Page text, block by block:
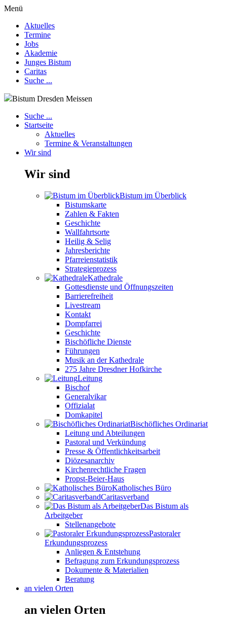
Menü
Aktuelles
Termine
Jobs
Akademie
Junges Bistum
Caritas
Suche ...
Bistum Dresden Meissen
Suche ...
Startseite
Aktuelles
Termine & Veranstaltungen
Wir sind
Wir sind
Bistum im Überblick
Bistumskarte
Zahlen & Fakten
Geschichte
Wallfahrtsorte
Heilig & Selig
Jahresberichte
Pfarreienstatistik
Strategieprozess
Kathedrale
Gottesdienste und Öffnungszeiten
Barrierefreiheit
Livestream
Kontakt
Dompfarrei
Geschichte
Bischöfliche Dienste
Führungen
Musik an der Kathedrale
275 Jahre Dresdner Hofkirche
Leitung
Bischof
Generalvikar
Offizialat
Domkapitel
Bischöfliches Ordinariat
Leitung und Abteilungen
Pastoral und Verkündung
Presse & Öffentlichkeitsarbeit
Diözesanarchiv
Kirchenrechtliche Fragen
Propst-Beier-Haus
Katholisches Büro
Caritasverband
Das Bistum als
Arbeitgeber
Stellenangebote
Pastoraler
Erkundungsprozess
Anliegen & Entstehung
Befragung zum Erkundungsprozess
Dokumente & Materialien
Beratung
an vielen Orten
an vielen Orten